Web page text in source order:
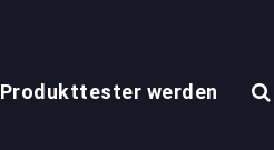
Produkttester werden